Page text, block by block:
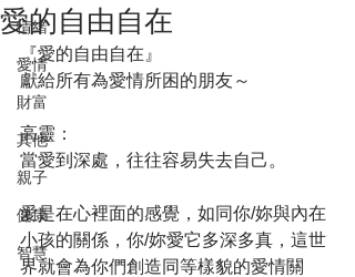
情緒
愛情
財富
其他
親子
健康
智慧
愛的自由自在
『愛的自由自在』
獻給所有為愛情所困的朋友～
高靈：
當愛到深處，往往容易失去自己。
愛是在心裡面的感覺，如同你/妳與內在
小孩的關係，你/妳愛它多深多真，這世
界就會為你們創造同等樣貌的愛情關